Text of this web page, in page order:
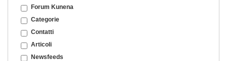
Forum Kunena
Categorie
Contatti
Articoli
Newsfeeds